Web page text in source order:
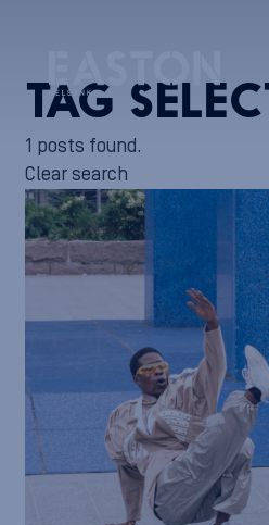
TAG
1 posts found.
Clear search